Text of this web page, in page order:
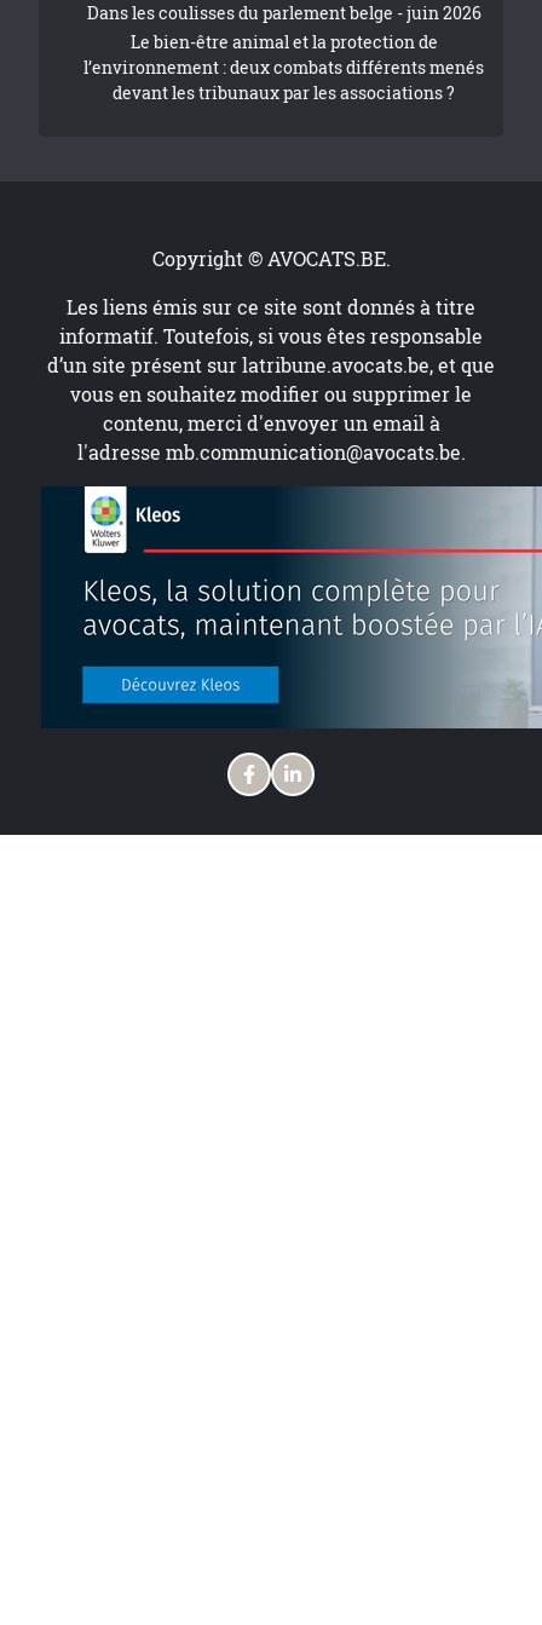
Dans les coulisses du parlement belge - juin 2026
Le bien-être animal et la protection de
l’environnement : deux combats différents menés
devant les tribunaux par les associations ?
Copyright © AVOCATS.BE.
Les liens émis sur ce site sont donnés à titre
informatif. Toutefois, si vous êtes responsable
d’un site présent surlatribune.avocats.be, et que
vous en souhaitez modifier ou supprimer le
contenu, merci d'envoyer un email à
l'adresse mb.communication@avocats.be.